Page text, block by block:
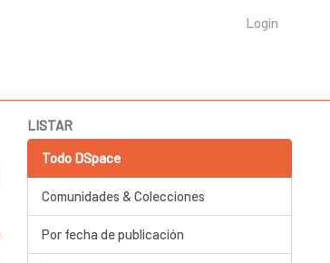
Login
LISTAR
Todo DSpace
Comunidades & Colecciones
Por fecha de publicación